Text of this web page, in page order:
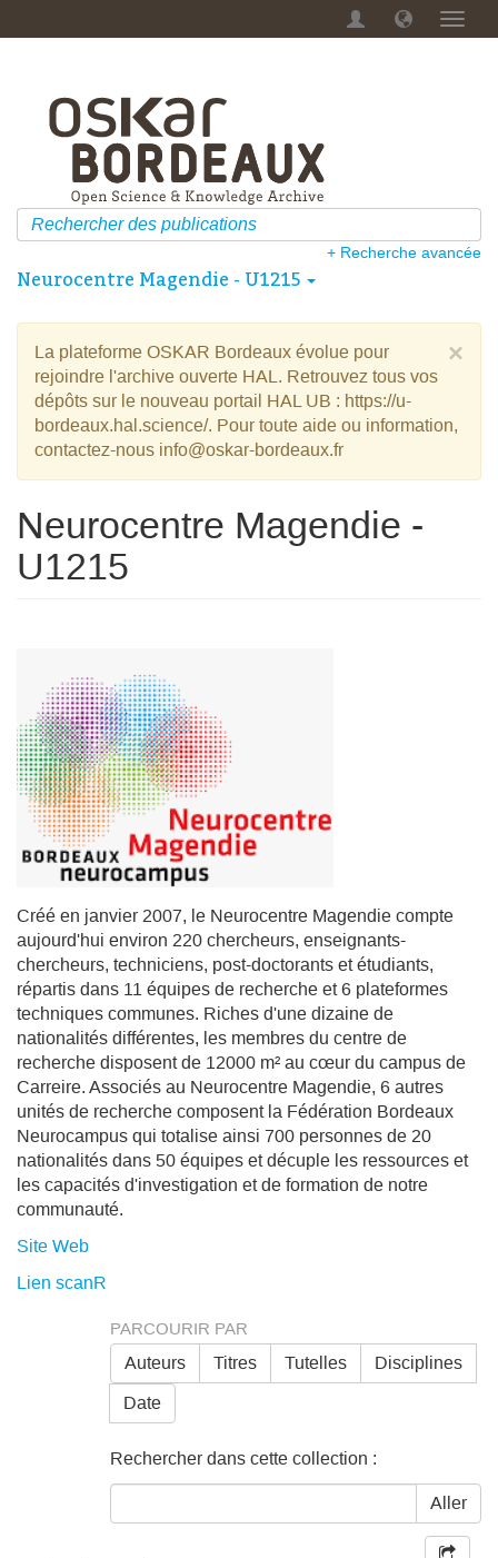
Menu
+ Recherche avancée
Neurocentre Magendie - U1215
×
La plateforme OSKAR Bordeaux évolue pour
rejoindre l'archive ouverte HAL. Retrouvez tous vos
dépôts sur le nouveau portail HAL UB : https://u-
bordeaux.hal.science/. Pour toute aide ou information,
contactez-nous info@oskar-bordeaux.fr
Neurocentre Magendie -
U1215
Créé en janvier 2007, le Neurocentre Magendie compte
aujourd'hui environ 220 chercheurs, enseignants-
chercheurs, techniciens, post-doctorants et étudiants,
répartis dans 11 équipes de recherche et 6 plateformes
techniques communes. Riches d'une dizaine de
nationalités différentes, les membres du centre de
recherche disposent de 12000 m² au cœur du campus de
Carreire. Associés au Neurocentre Magendie, 6 autres
unités de recherche composent la Fédération Bordeaux
Neurocampus qui totalise ainsi 700 personnes de 20
nationalités dans 50 équipes et décuple les ressources et
les capacités d'investigation et de formation de notre
communauté.
Site Web
Lien scanR
PARCOURIR PAR
Auteurs
Titres Tutelles Disciplines
Date
Rechercher dans cette collection :
Aller